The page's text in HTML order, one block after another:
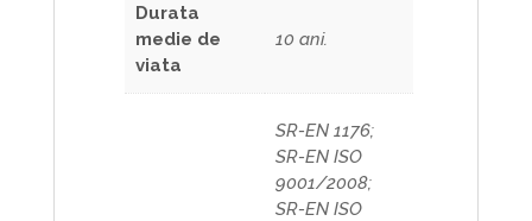
Durata
medie de
viata
10 ani.
SR-EN 1176;
SR-EN ISO
9001/2008;
SR-EN ISO